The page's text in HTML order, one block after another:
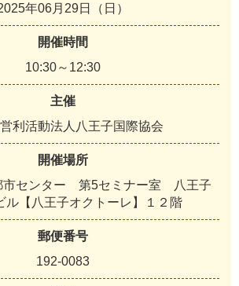
年06月29日（日）
開催時間
10:30～12:30
主催
利活動法人八王子国際協会
開催場所
市センター 第5セミナー室 八王子
ル【八王子オクトーレ】１２階
郵便番号
192-0083